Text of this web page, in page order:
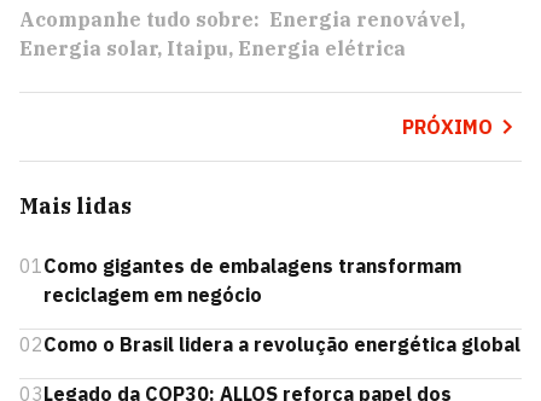
Acompanhe tudo sobre: Energia renovável
Energia solar Itaipu Energia elétrica
PRÓXIMO
Mais lidas
01Como gigantes de embalagens transformam
reciclagem em negócio
02Como o Brasil lidera a revolução energética global
03Legado da COP30: ALLOS reforça papel dos